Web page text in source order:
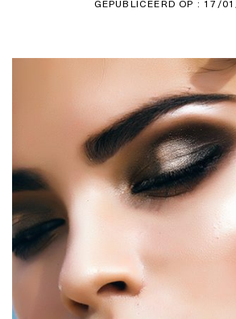
GEPUBLICEERD OP : 17/